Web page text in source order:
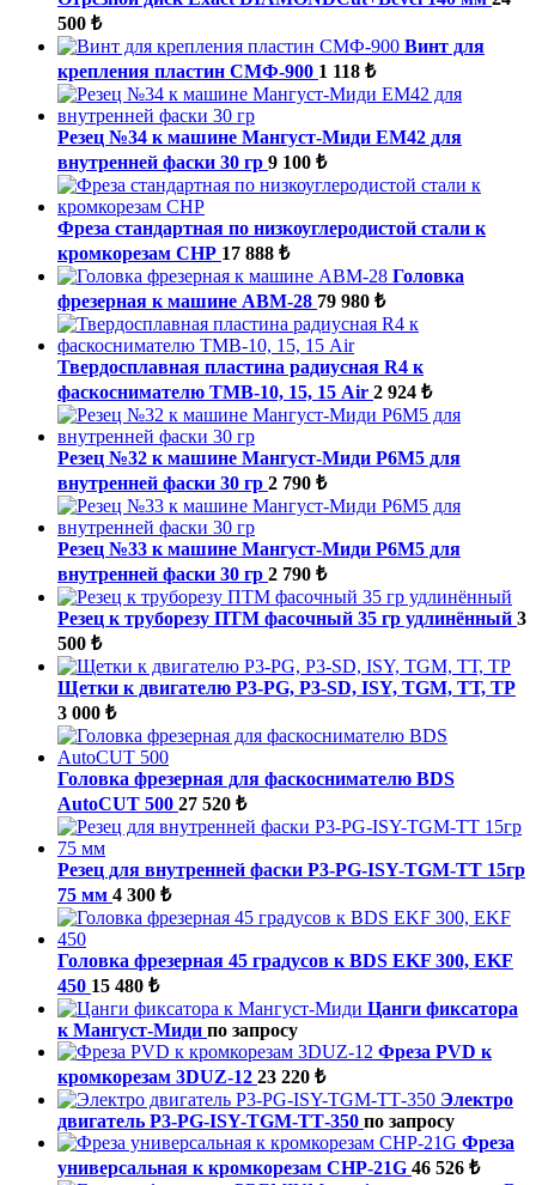
500 ₺
Винт для
крепления пластин СМФ-900 1 118 ₺
Резец №34 к машине Мангуст-Миди ЕМ42 для
внутренней фаски 30 гр 9 100 ₺
Фреза стандартная по низкоуглеродистой стали к
кромкорезам СНР 17 888 ₺
Головка
фрезерная к машине ABM-28 79 980 ₺
Твердосплавная пластина радиусная R4 к
фаскоснимателю ТМВ-10, 15, 15 Air 2 924 ₺
Резец №32 к машине Мангуст-Миди Р6М5 для
внутренней фаски 30 гр 2 790 ₺
Резец №33 к машине Мангуст-Миди Р6М5 для
внутренней фаски 30 гр 2 790 ₺
Резец к труборезу ПТМ фасочный 35 гр удлинённый 3
500 ₺
Щетки к двигателю P3-PG, P3-SD, ISY, TGM, ТТ, ТР
3 000 ₺
Головка фрезерная для фаскоснимателю BDS
AutoCUT 500 27 520 ₺
Резец для внутренней фаски P3-PG-ISY-TGM-ТТ 15гр
75 мм 4 300 ₺
Головка фрезерная 45 градусов к BDS EKF 300, EKF
450 15 480 ₺
Цанги фиксатора
к Мангуст-Миди по запросу
Фреза PVD к
кромкорезам 3DUZ-12 23 220 ₺
Электро
двигатель P3-PG-ISY-TGM-ТТ-350 по запросу
Фреза
универсальная к кромкорезам СНР-21G 46 526 ₺